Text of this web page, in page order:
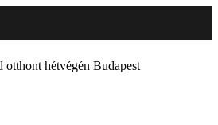
otthont hétvégén Budapest